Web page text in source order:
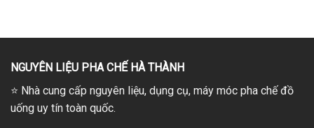
NGUYÊN LIỆU PHA CHẾ HÀ THÀNH
⭐ Nhà cung cấp nguyên liệu, dụng cụ, máy móc pha chế đồ
uống uy tín toàn quốc.